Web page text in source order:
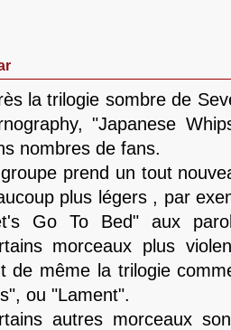
la trilogie sombre de
"Japanese
nombres de fans.
prend un tout
plus légers , par
Go To Bed" aux
morceaux plus
de même la trilogie
ou "Lament".
autres morceaux